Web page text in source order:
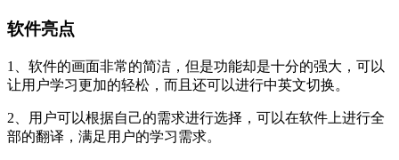
软件亮点
1、软件的画面非常的简洁，但是功能却是十分的强大，可以
让用户学习更加的轻松，而且还可以进行中英文切换。
2、用户可以根据自己的需求进行选择，可以在软件上进行全
部的翻译，满足用户的学习需求。